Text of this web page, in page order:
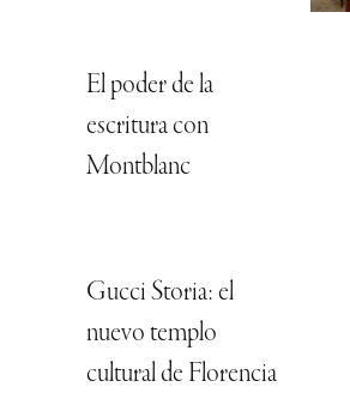
El poder de la
escritura con
Montblanc
Gucci Storia: el
nuevo templo
cultural de Florencia